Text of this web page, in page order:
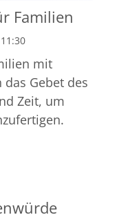
Familien
mit
Gebet des
Zeit, um